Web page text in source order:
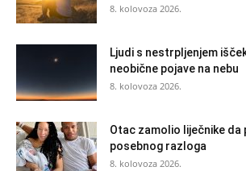
8. kolovoza 2026.
Ljudi s nestrpljenjem
neobične pojave na nebu
8. kolovoza 2026.
Otac zamolio liječnike da
posebnog razloga
8. kolovoza 2026.